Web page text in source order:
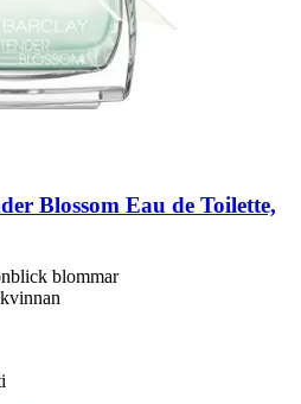
Blossom Eau de Toilette,
blommar